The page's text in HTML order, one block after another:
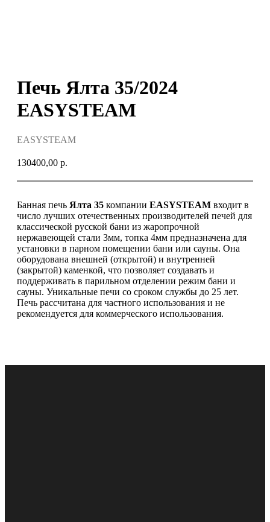
Печь Ялта 35/2024
EASYSTEAM
EASYSTEAM
130400,00 р.
Банная печь Ялта 35 компании EASYSTEAM входит в
число лучших отечественных производителей печей для
классической русской бани из жаропрочной
нержавеющей стали 3мм, топка 4мм предназначена для
установки в парном помещении бани или сауны. Она
оборудована внешней (открытой) и внутренней
(закрытой) каменкой, что позволяет создавать и
поддерживать в парильном отделении режим бани и
сауны. Уникальные печи со сроком службы до 25 лет.
Печь рассчитана для частного использования и не
рекомендуется для коммерческого использования.